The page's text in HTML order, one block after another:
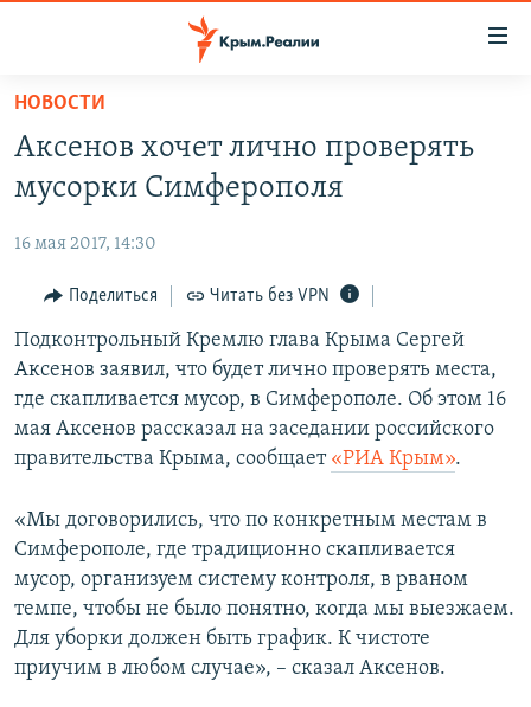
Вернуться
основному
содержанию
Вернутся
навигации
Вернутся
поиску
КАРТА ВОЕННЫХ ОБЪЕКТОВ КРЫМА
11 ЛЕТ ОККУПАЦИИ КРЫМА. 11 ИСТОРИЙ СОПРОТИВЛЕНИЯ
ВОДА
ИСТОРИЯ
ЕЩЕ
ИНТЕРАКТИВ
ТЕЛЕПРОЕКТ КРЫМ.РЕАЛИИ
СОВЕТЫ ПРАВОЗАЩИТНИКОВ
ПРОПАВШИЕ БЕЗ ВЕСТИ
ПОБЕДИТЕЛЕЙ НЕ СУДЯТ?
КРЫМ.НЕПОКОРЕННЫЙ
ELIFBE
УКРАИНСКАЯ ПРОБЛЕМА КРЫМА
РАДІО СВОБОДА
КАК ОБОЙТИ БЛОКИРОВКУ
ПРИСОЕДИНЯЙТЕСЬ!
НОВОСТИ
Аксенов хочет лично проверять
мусорки Симферополя
16 мая 2017, 14:30
Поделиться Читать без VPN
Подконтрольный Кремлю глава Крыма Сергей
Аксенов заявил, что будет лично проверять места,
где скапливается мусор, в Симферополе. Об этом 16
мая Аксенов рассказал на заседании российского
правительства Крыма, сообщает «РИА Крым».
«Мы договорились, что по конкретным местам в
Симферополе, где традиционно скапливается
мусор, организуем систему контроля, в рваном
темпе, чтобы не было понятно, когда мы выезжаем.
Для уборки должен быть график. К чистоте
приучим в любом случае», – сказал Аксенов.